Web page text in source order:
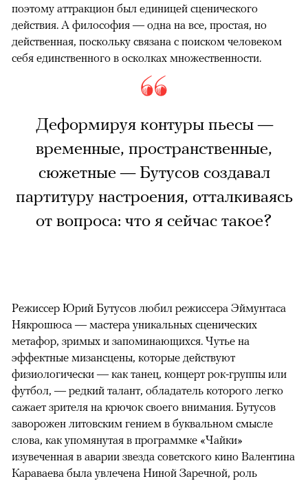
поэтому аттракцион был единицей сценического
действия. А философия — одна на все, простая, но
действенная, поскольку связана с поиском человеком
себя единственного в осколках множественности.
Деформируя контуры пьесы —
временные, пространственные,
сюжетные — Бутусов создавал
партитуру настроения, отталкиваясь
от вопроса: что я сейчас такое?
Режиссер Юрий Бутусов любил режиссера Эймунтаса
Някрошюса — мастера уникальных сценических
метафор, зримых и запоминающихся. Чутье на
эффектные мизансцены, которые действуют
физиологически — как танец, концерт рок-группы или
футбол, — редкий талант, обладатель которого легко
сажает зрителя на крючок своего внимания. Бутусов
заворожен литовским гением в буквальном смысле
слова, как упомянутая в программке «Чайки»
изувеченная в аварии звезда советского кино Валентина
Караваева была увлечена Ниной Заречной, роль